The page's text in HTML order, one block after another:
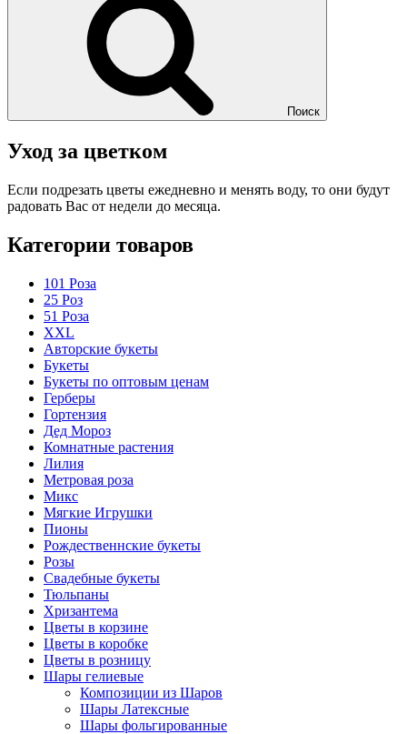
Поиск
Уход за цветком
Если подрезать цветы ежедневно и менять воду, то они будут
радовать Вас от недели до месяца.
Категории товаров
101 Роза
25 Роз
51 Роза
XXL
Авторские букеты
Букеты
Букеты по оптовым ценам
Герберы
Гортензия
Дед Мороз
Комнатные растения
Лилия
Метровая роза
Микс
Мягкие Игрушки
Пионы
Рождественнские букеты
Розы
Свадебные букеты
Тюльпаны
Хризантема
Цветы в корзине
Цветы в коробке
Цветы в розницу
Шары гелиевые
Композиции из Шаров
Шары Латексные
Шары фольгированные